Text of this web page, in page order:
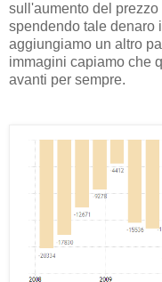
sull'aumento del
spendendo tale denaro
aggiungiamo un altro
immagini capiamo che
avanti per sempre.